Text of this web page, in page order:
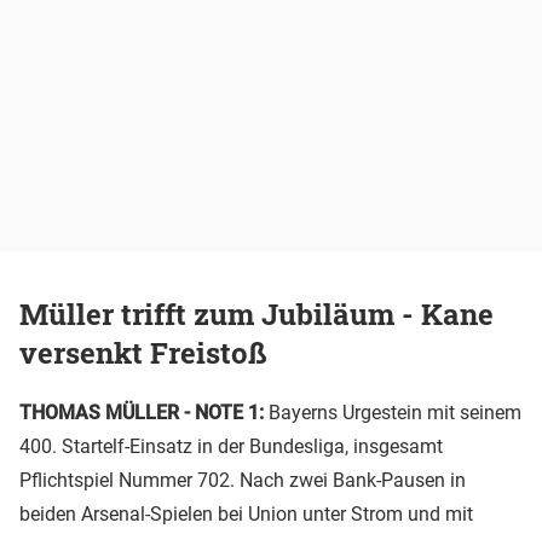
Müller trifft zum Jubiläum - Kane
versenkt Freistoß
THOMAS MÜLLER - NOTE 1: Bayerns Urgestein mit seinem
400. Startelf-Einsatz in der Bundesliga, insgesamt
Pflichtspiel Nummer 702. Nach zwei Bank-Pausen in
beiden Arsenal-Spielen bei Union unter Strom und mit